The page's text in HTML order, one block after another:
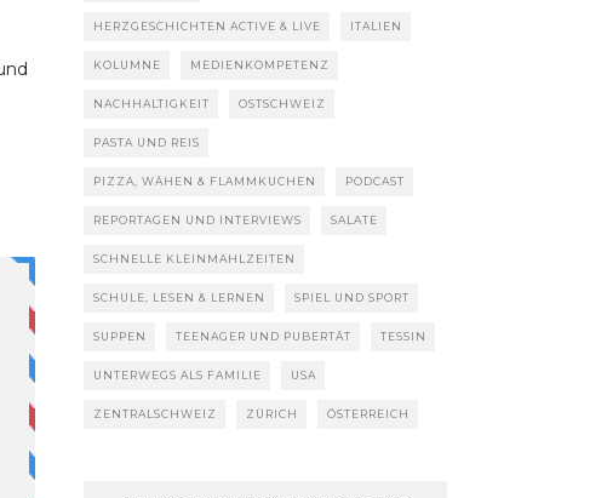
HERZGESCHICHTEN ACTIVE & LIVE ITALIEN
KOLUMNE MEDIENKOMPETENZ
NACHHALTIGKEIT OSTSCHWEIZ
PASTA UND REIS
PIZZA, WÄHEN & FLAMMKUCHEN PODCAST
REPORTAGEN UND INTERVIEWS SALATE
SCHNELLE KLEINMAHLZEITEN
SCHULE, LESEN & LERNEN SPIEL UND SPORT
SUPPEN TEENAGER UND PUBERTÄT TESSIN
UNTERWEGS ALS FAMILIE USA
ZENTRALSCHWEIZ ZÜRICH ÖSTERREICH